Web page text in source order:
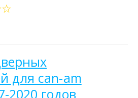
для can-am
2020 годов